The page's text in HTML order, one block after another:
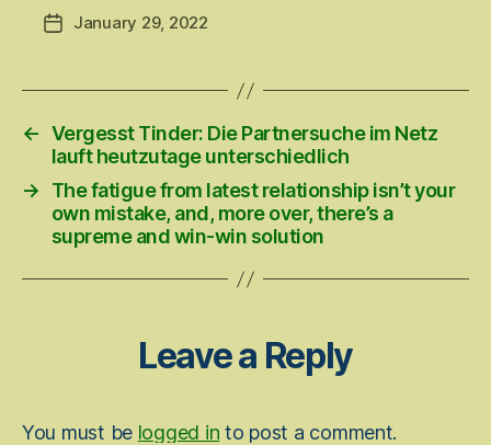
PostJanuary 29, 2022
← Vergesst Tinder: Die Partnersuche im Netz
lauft heutzutage unterschiedlich
→
The fatigue from latest relationship isn’t your
own mistake, and, more over, there’s a
supreme and win-win solution
Leave a Reply
You must be logged in to post a comment.